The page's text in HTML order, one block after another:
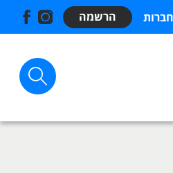
הרשמה